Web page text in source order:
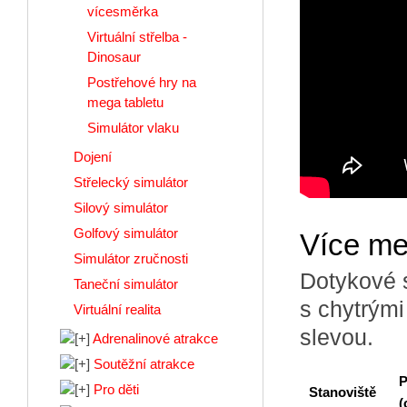
Více
Dotykové
s
slevou.
Stanoviště
vícesměrka
Virtuální střelba -
Dinosaur
Postřehové hry na
mega tabletu
Simulátor vlaku
Dojení
Střelecký simulátor
Silový simulátor
Golfový simulátor
Simulátor zručnosti
Taneční simulátor
Virtuální realita
Adrenalinové atrakce
Soutěžní atrakce
Pro děti